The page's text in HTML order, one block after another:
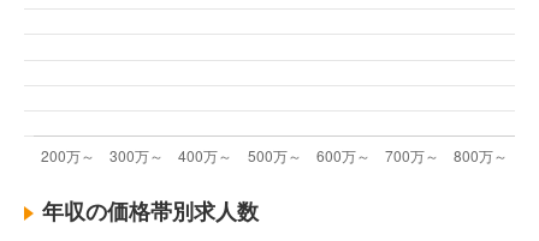
年収の価格帯別求人数